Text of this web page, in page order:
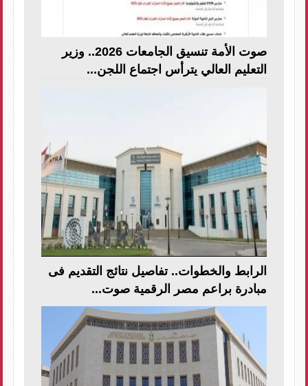
صوت الأمة تنسيق الجامعات 2026.. وزير
التعليم العالي يترأس اجتماع اللجن...
الرابط والخطوات.. تفاصيل نتائج التقديم فى
مبادرة براعم مصر الرقمية صوت...